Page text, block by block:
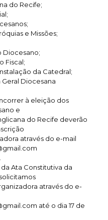
do Recife;
e Missões;
Diocesano;
Fiscal;
da Catedral;
Diocesana
à eleição dos
e
do Recife deverão
através do e-mail
Ata Constitutiva da
através do e-
até o dia 17 de